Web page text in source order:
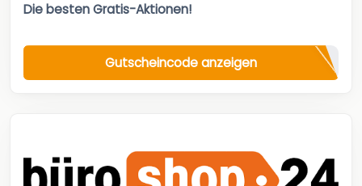
Die besten Gratis-Aktionen!
Gutscheincode anzeigen